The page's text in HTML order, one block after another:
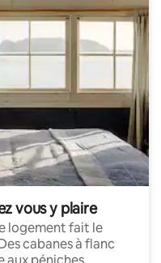
vous y plaire
logement fait le
cabanes à flanc